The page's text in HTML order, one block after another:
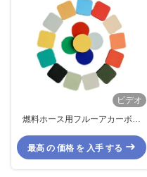
ビデオ
燃料ホース用フルーアカーボン
なゴム部品
最高 の 価格 を 入手 する